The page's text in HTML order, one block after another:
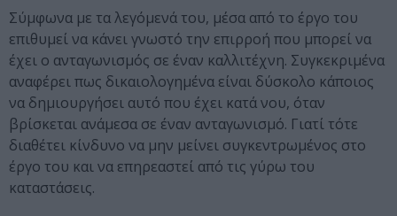
Σύμφωνα με τα λεγόμενά του, μέσα από το έργο του
επιθυμεί να κάνει γνωστό την επιρροή που μπορεί να
έχει ο ανταγωνισμός σε έναν καλλιτέχνη. Συγκεκριμένα
αναφέρει πως δικαιολογημένα είναι δύσκολο κάποιος
να δημιουργήσει αυτό που έχει κατά νου, όταν
βρίσκεται ανάμεσα σε έναν ανταγωνισμό. Γιατί τότε
διαθέτει κίνδυνο να μην μείνει συγκεντρωμένος στο
έργο του και να επηρεαστεί από τις γύρω του
καταστάσεις.